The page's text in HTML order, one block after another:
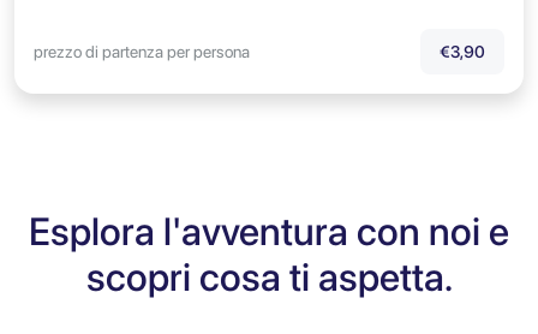
prezzo di partenza per persona €3,90
Esplora l'avventura con noi e
scopri cosa ti aspetta.